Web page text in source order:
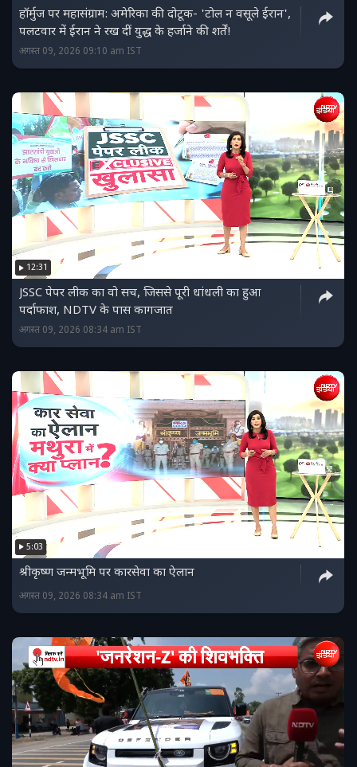
हॉर्मुज पर महासंग्राम: अमेरिका की दोटूक- 'टोल न वसूले ईरान',
पलटवार में ईरान ने रख दीं युद्ध के हर्जाने की शर्तें!
अगस्त 09, 2026 09:10 am IST
12:31
JSSC पेपर लीक का वो सच, जिससे पूरी धांधली का हुआ
पर्दाफाश, NDTV के पास कागजात
अगस्त 09, 2026 08:34 am IST
5:03
श्रीकृष्ण जन्मभूमि पर कारसेवा का ऐलान
अगस्त 09, 2026 08:34 am IST